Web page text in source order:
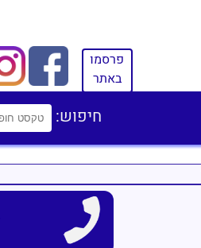
פרסמו
באתר
חיפוש: